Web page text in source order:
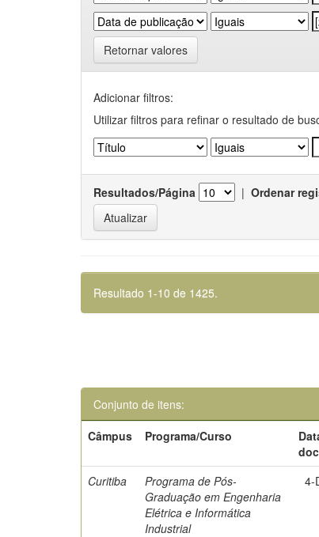
Retornar valores
Adicionar filtros:
Utilizar filtros para refinar o resultado de
Resultados/Página | Ordenar
Resultado 1-10 de 1425.
Conjunto de itens:
Câmpus
Programa/Curso
Curitiba
Programa de Pós-
Graduação em Engenharia
Elétrica e Informática
Industrial
4-